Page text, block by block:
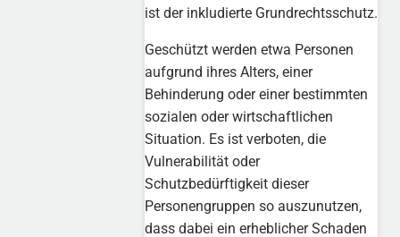
ist der inkludierte Grundrechtsschutz.
Geschützt werden etwa Personen
aufgrund ihres Alters, einer
Behinderung oder einer bestimmten
sozialen oder wirtschaftlichen
Situation. Es ist verboten, die
Vulnerabilität oder
Schutzbedürftigkeit dieser
Personengruppen so auszunutzen,
dass dabei ein erheblicher Schaden